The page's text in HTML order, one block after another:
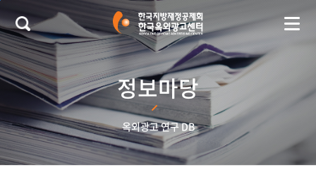
본문 바로가기
정보마당
옥외광고 연구 DB